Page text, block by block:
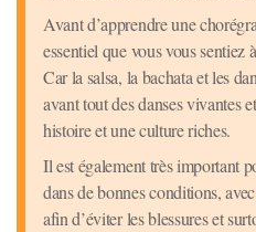
Avant d’apprendre une
essentiel que vous vous sentiez
Car la salsa, la bachata et les
avant tout des danses vivantes
histoire et une culture riches.
Il est également très important
dans de bonnes conditions,
afin d’éviter les blessures et